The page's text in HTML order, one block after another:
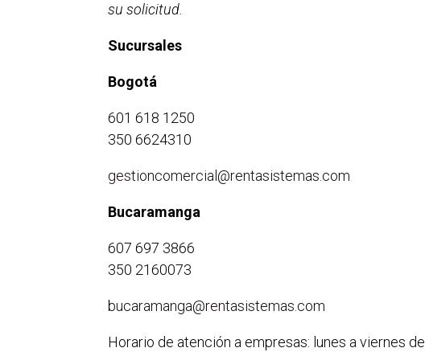
su solicitud.
Sucursales
Bogotá
601 618 1250
350 6624310
gestioncomercial@rentasistemas.com
Bucaramanga
607 697 3866
350 2160073
bucaramanga@rentasistemas.com
Horario de atención a empresas: lunes a viernes de